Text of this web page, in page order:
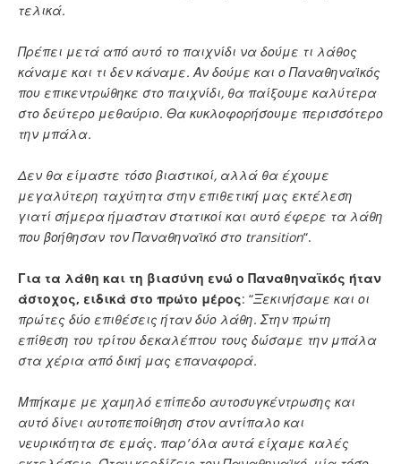
τελικά.
Πρέπει μετά από αυτό το παιχνίδι να δούμε τι λάθος
κάναμε και τι δεν κάναμε. Αν δούμε και ο Παναθηναϊκός
που επικεντρώθηκε στο παιχνίδι, θα παίξουμε καλύτερα
στο δεύτερο μεθαύριο. Θα κυκλοφορήσουμε περισσότερο
την μπάλα.
Δεν θα είμαστε τόσο βιαστικοί, αλλά θα έχουμε
μεγαλύτερη ταχύτητα στην επιθετική μας εκτέλεση
γιατί σήμερα ήμασταν στατικοί και αυτό έφερε τα λάθη
που βοήθησαν τον Παναθηναϊκό στο transition“.
Για τα λάθη και τη βιασύνη ενώ ο Παναθηναϊκός ήταν
άστοχος, ειδικά στο πρώτο μέρος: “Ξεκινήσαμε και οι
πρώτες δύο επιθέσεις ήταν δύο λάθη. Στην πρώτη
επίθεση του τρίτου δεκαλέπτου τους δώσαμε την μπάλα
στα χέρια από δική μας επαναφορά.
Μπήκαμε με χαμηλό επίπεδο αυτοσυγκέντρωσης και
αυτό δίνει αυτοπεποίθηση στον αντίπαλο και
νευρικότητα σε εμάς. παρ’ όλα αυτά είχαμε καλές